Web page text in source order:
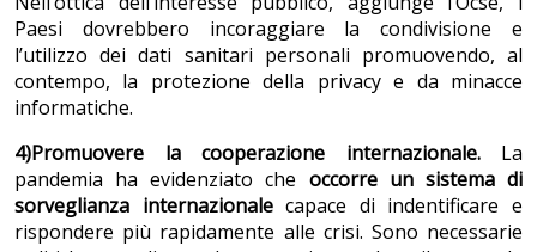
Paesi dovrebbero incoraggiare la condivisione e
l’utilizzo dei dati sanitari personali promuovendo, al
contempo, la protezione della privacy e da minacce
informatiche.
4)Promuovere la cooperazione internazionale.
La
pandemia ha evidenziato che occorre un sistema di
sorveglianza internazionalecapace di indentificare e
rispondere più rapidamente alle crisi. Sono necessarie